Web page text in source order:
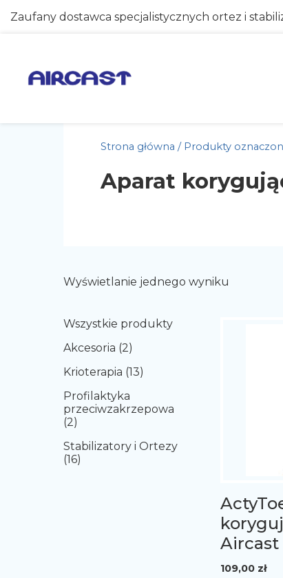
Zaufany dostawca specjalistycznych ortez i
Strona główna / Produkty
Aparat
Wyświetlanie jednego wyniku
Wszystkie produkty
Akcesoria (2)
Krioterapia (13)
Profilaktyka
przeciwzakrzepowa
(2)
Stabilizatory i Ortezy
(16)
Aircast
109,00 zł